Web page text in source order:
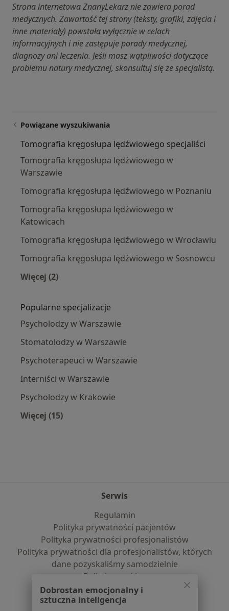
Strona internetowa ZnanyLekarz nie zawiera porad
medycznych. Zawartość tej strony (teksty, grafiki, zdjęcia i
inne materiały) powstała wyłącznie w celach
informacyjnych i nie zastępuje porady medycznej,
diagnozy ani leczenia. Jeśli masz wątpliwości dotyczące
problemu natury medycznej, skonsultuj się ze specjalistą.
Powiązane wyszukiwania
Tomografia kręgosłupa lędźwiowego specjaliści
Tomografia kręgosłupa lędźwiowego w
Warszawie
Tomografia kręgosłupa lędźwiowego w Poznaniu
Tomografia kręgosłupa lędźwiowego w
Katowicach
Tomografia kręgosłupa lędźwiowego w Wrocławiu
Tomografia kręgosłupa lędźwiowego w Sosnowcu
Więcej (2)
Popularne specjalizacje
Psycholodzy w Warszawie
Stomatolodzy w Warszawie
Psychoterapeuci w Warszawie
Interniści w Warszawie
Psycholodzy w Krakowie
Więcej (15)
Serwis
Regulamin
Polityka prywatności pacjentów
Polityka prywatności profesjonalistów
Polityka prywatności dla profesjonalistów, których
dane pozyskaliśmy samodzielnie
Polityka cookies
Jak działają wyniki wyszukiwania
Dostępność
Dobrostan emocjonalny i
sztuczna inteligencja